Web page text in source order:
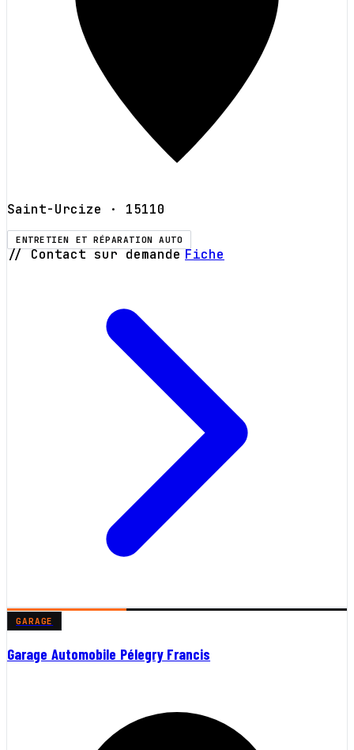
Saint-Urcize · 15110
ENTRETIEN ET RÉPARATION AUTO
// Contact sur demande Fiche
GARAGE
Garage Automobile Pélegry Francis